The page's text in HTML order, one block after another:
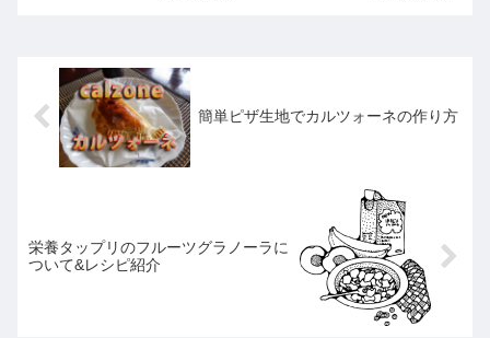
簡単ピザ生地でカルツォーネの作り方
栄養タップリのフルーツグラノーラに
ついて&レシピ紹介